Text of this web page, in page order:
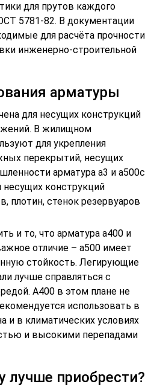
для прутов каждого
5781-82. В документации
для расчёта прочности
инженерно-строительной
арматуры
для несущих конструкций
В жилищном
для укрепления
перекрытий, несущих
арматура а3 и а500с
конструкций
плотин, стенок резервуаров
и то, что арматура а400 и
отличие – а500 имеет
стойкость. Легирующие
лучше справляться с
А400 в этом плане не
использовать в
и в климатических условиях
и высокими перепадами
лучше приобрести?